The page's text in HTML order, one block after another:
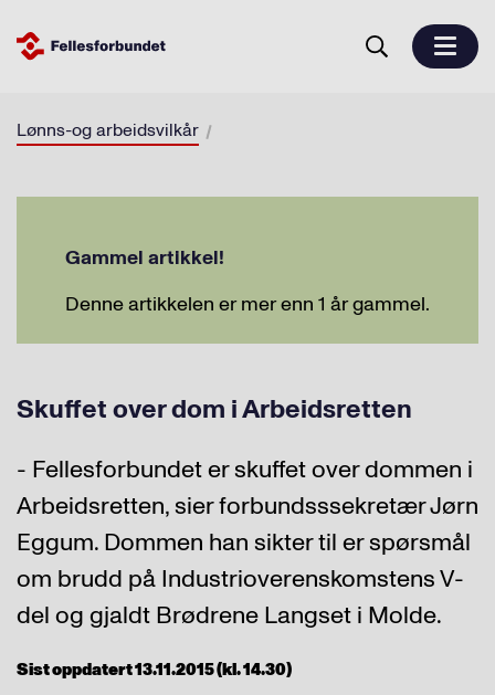
Lønns-og arbeidsvilkår
Gammel artikkel!
Denne artikkelen er mer enn 1 år gammel.
Skuffet over dom i Arbeidsretten
- Fellesforbundet er skuffet over dommen i
Arbeidsretten, sier forbundsssekretær Jørn
Eggum. Dommen han sikter til er spørsmål
om brudd på Industrioverenskomstens V-
del og gjaldt Brødrene Langset i Molde.
Sist oppdatert 13.11.2015 (kl. 14.30)